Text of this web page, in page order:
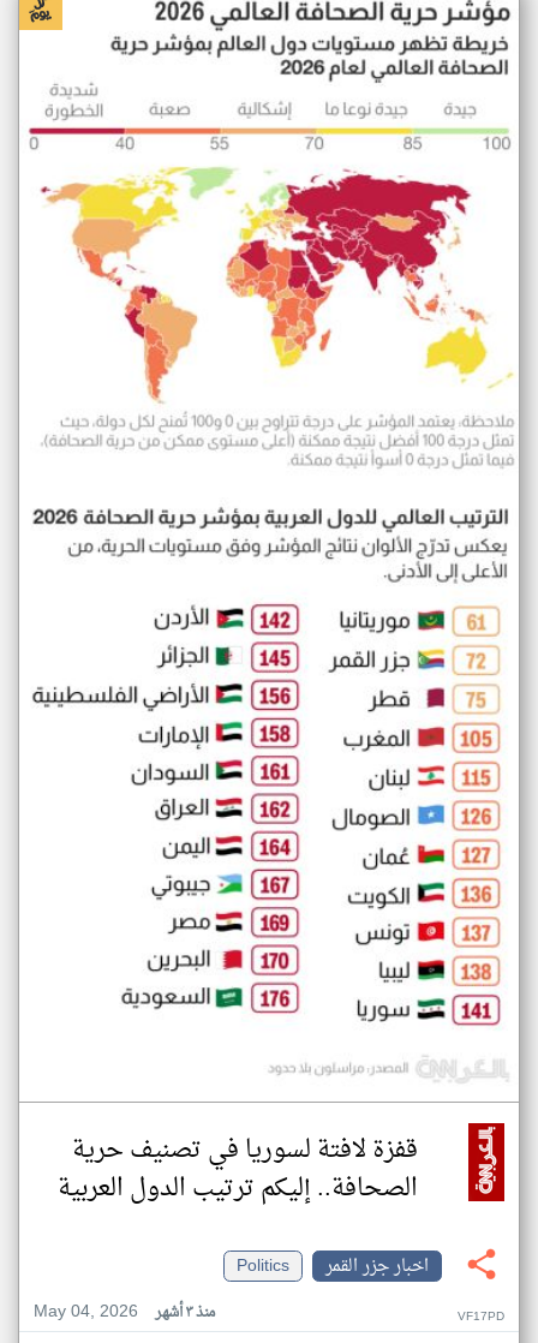
قفزة لافتة لسوريا في تصنيف حرية
الصحافة.. إليكم ترتيب الدول العربية
اخبار جزر القمر
Politics
May 04, 2026
منذ ٣ أشهر VF17PD